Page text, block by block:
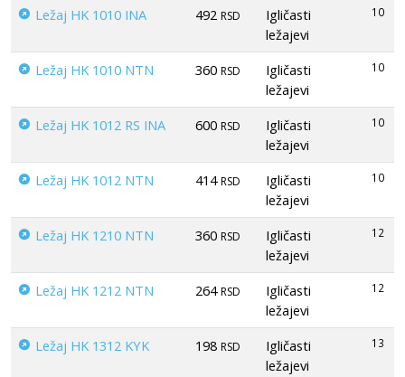
Ležaj HK 1010 INA 492 RSD
Igličasti
ležajevi
10
Ležaj HK 1010 NTN 360 RSD
Igličasti
ležajevi
10
Ležaj HK 1012 RS INA 600 RSD
Igličasti
ležajevi
10
Ležaj HK 1012 NTN 414RSD
Igličasti
ležajevi
10
Ležaj HK 1210 NTN 360 RSD
Igličasti
ležajevi
12
Ležaj HK 1212 NTN 264RSD
Igličasti
ležajevi
12
Ležaj HK 1312 KYK 198 RSD
Igličasti
ležajevi
13